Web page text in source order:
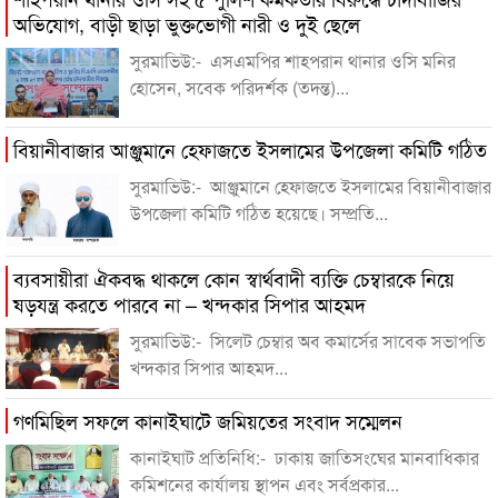
অভিযোগ, বাড়ী ছাড়া ভুক্তভোগী নারী ও দুই ছেলে
সুরমাভিউ:- এসএমপির শাহপরান থানার ওসি মনির
হোসেন, সবেক পরিদর্শক (তদন্ত)...
বিয়ানীবাজার আঞ্জুমানে হেফাজতে ইসলামের উপজেলা কমিটি গঠিত
সুরমাভিউ:- আঞ্জুমানে হেফাজতে ইসলামের বিয়ানীবাজার
উপজেলা কমিটি গঠিত হয়েছে। সম্প্রতি...
ব্যবসায়ীরা ঐকবদ্ধ থাকলে কোন স্বার্থবাদী ব্যক্তি চেম্বারকে নিয়ে
ষড়যন্ত্র করতে পারবে না – খন্দকার সিপার আহমদ
সুরমাভিউ:- সিলেট চেম্বার অব কমার্সের সাবেক সভাপতি
খন্দকার সিপার আহমদ...
গণমিছিল সফলে কানাইঘাটে জমিয়তের সংবাদ সম্মেলন
কানাইঘাট প্রতিনিধি:- ঢাকায় জাতিসংঘের মানবাধিকার
কমিশনের কার্যালয় স্থাপন এবং সর্বপ্রকার...